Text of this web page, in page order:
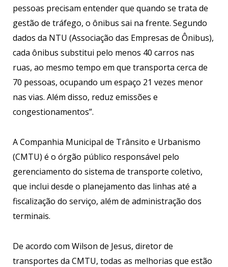
pessoas precisam entender que quando se trata de
gestão de tráfego, o ônibus sai na frente. Segundo
dados da NTU (Associação das Empresas de Ônibus),
cada ônibus substitui pelo menos 40 carros nas
ruas, ao mesmo tempo em que transporta cerca de
70 pessoas, ocupando um espaço 21 vezes menor
nas vias. Além disso, reduz emissões e
congestionamentos”.
A Companhia Municipal de Trânsito e Urbanismo
(CMTU) é o órgão público responsável pelo
gerenciamento do sistema de transporte coletivo,
que inclui desde o planejamento das linhas até a
fiscalização do serviço, além de administração dos
terminais.
De acordo com Wilson de Jesus, diretor de
transportes da CMTU, todas as melhorias que estão